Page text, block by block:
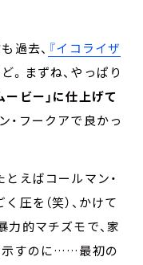
過去、 『イコライザ
。まずね、やっぱり
ービー」に仕上げて
・フークアで良かっ
とえばコールマン・
圧を（笑）、かけて
力的マチズモで、家
示すのに……最初の